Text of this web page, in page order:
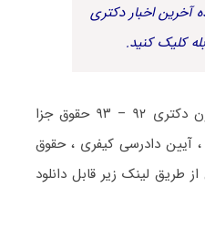
آخرین اخبار دکتری
کلیک کنید.
دفترچه سوالات تخصصی آزمون دکتری ۹۲ – ۹۳ حقوق جزا
آیین دادرسی کیفری ، حقوق
لینک زیر قابل دانلود